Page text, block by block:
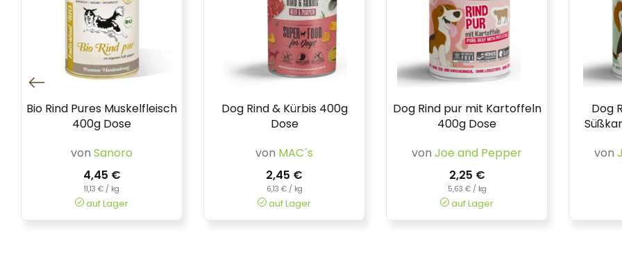
Bio Rind Pures Muskelfleisch
400g Dose
von Sanoro
4,45 €
11,13 € / kg
auf Lager
Dog Rind & Kürbis 400g
Dose
von MAC´s
2,45 €
6,13 € / kg
auf Lager
Dog Rind pur mit Kartoffeln
400g Dose
von Joe and Pepper
2,25 €
5,63 € / kg
auf Lager
Dog
von